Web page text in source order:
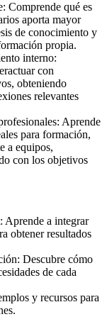
Comprende qué es
aporta mayor
de conocimiento y
propia.
interno:
con
obteniendo
relevantes
Aprende
para formación,
a equipos,
con los objetivos
a integrar
obtener resultados
Descubre cómo
de cada
y recursos para